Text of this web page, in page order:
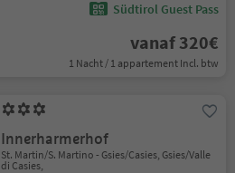
Südtirol Guest Pass
vanaf 320€
1 Nacht / 1 appartement Incl. btw
Innerharmerhof
St. Martin/S. Martino - Gsies/Casies, Gsies/Valle
di Casies,